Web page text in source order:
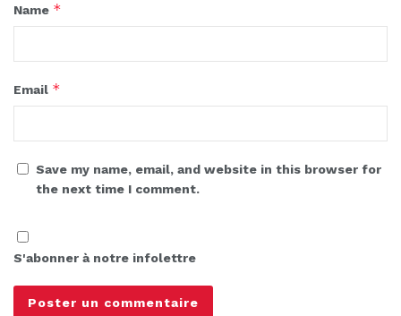
Name *
Email *
Save my name, email, and website in this browser for
the next time I comment.
S'abonner à notre infolettre